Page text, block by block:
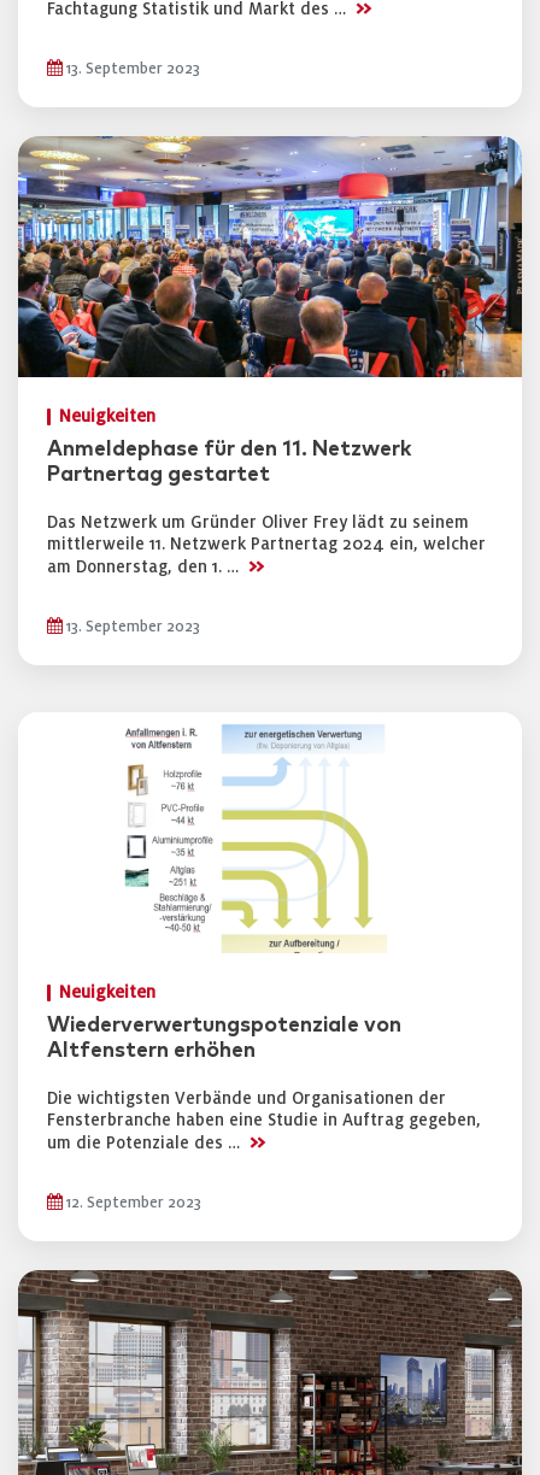
Fachtagung Statistik und Markt des … >>
13. September 2023
Neuigkeiten
Anmeldephase für den 11. Netzwerk
Partnertag gestartet
Das Netzwerk um Gründer Oliver Frey lädt zu seinem
mittlerweile 11. Netzwerk Partnertag 2024 ein, welcher
am Donnerstag, den 1. … >>
13. September 2023
Neuigkeiten
Wiederverwertungspotenziale von
Altfenstern erhöhen
Die wichtigsten Verbände und Organisationen der
Fensterbranche haben eine Studie in Auftrag gegeben,
um die Potenziale des … >>
12. September 2023